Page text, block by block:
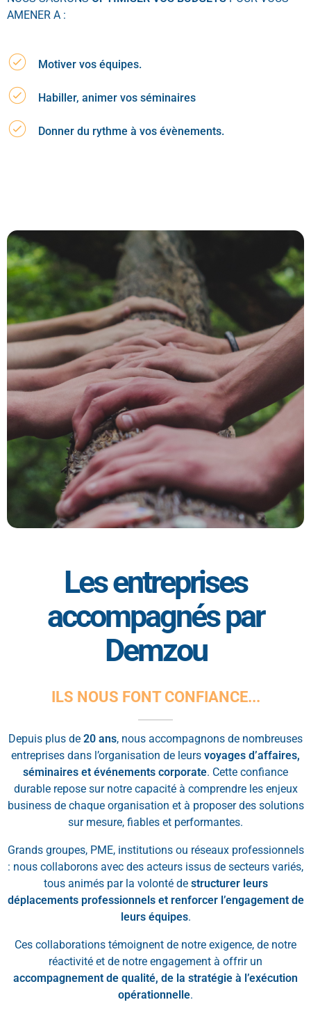
AMENER A :
Motiver vos équipes.
Habiller, animer vos séminaires
Donner du rythme à vos évènements.
Les entreprises
accompagnés par
Demzou
ILS NOUS FONT CONFIANCE...
Depuis plus de 20 ans, nous accompagnons de nombreuses
entreprises dans l’organisation de leurs voyages d’affaires,
séminaires et événements corporate. Cette confiance
durable repose sur notre capacité à comprendre les enjeux
business de chaque organisation et à proposer des solutions
sur mesure, fiables et performantes.
Grands groupes, PME, institutions ou réseaux professionnels
: nous collaborons avec des acteurs issus de secteurs variés,
tous animés par la volonté de structurer leurs
déplacements professionnels et renforcer l’engagement de
leurs équipes.
Ces collaborations témoignent de notre exigence, de notre
réactivité et de notre engagement à offrir un
accompagnement de qualité, de la stratégie à l’exécution
opérationnelle.